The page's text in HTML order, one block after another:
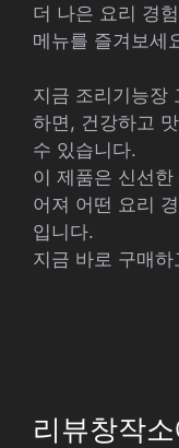
더 나은 요리 경
메뉴를 즐겨보세
지금 조리기능장
하면, 건강하고
수 있습니다.
이 제품은 신선
어져 어떤 요리
입니다.
지금 바로 구매
리뷰창작